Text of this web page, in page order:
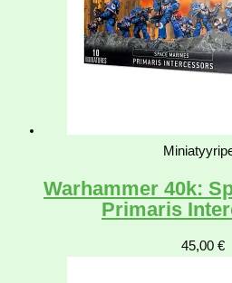
Warhammer 40k:
Primaris
45,00 €